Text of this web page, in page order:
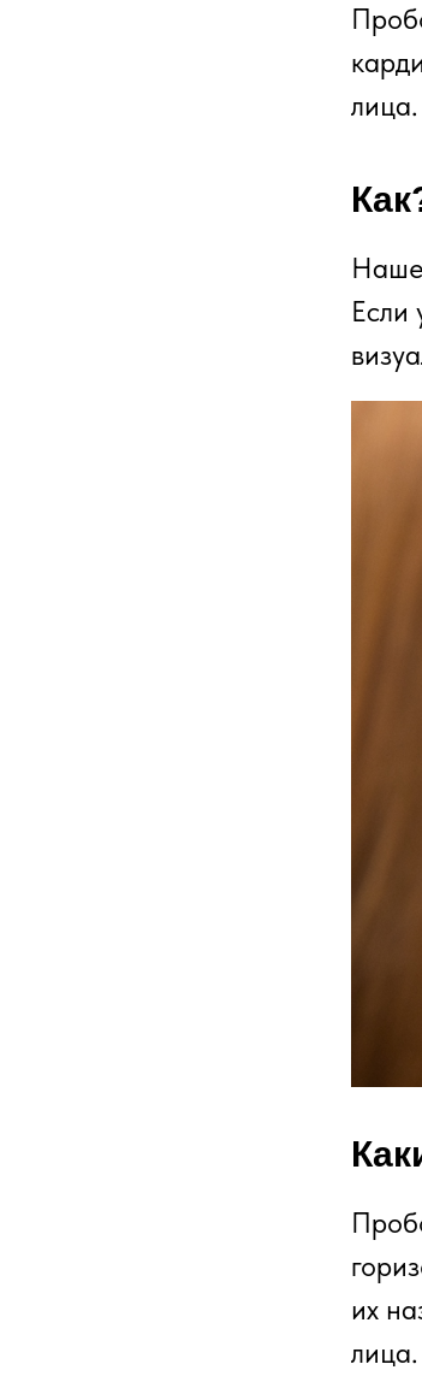
лица.
Наше
Если
их
лица.